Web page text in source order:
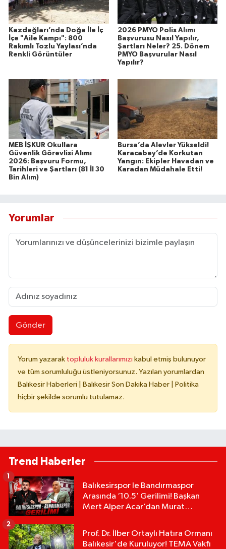
Kazdağları’nda Doğa İle İç
İçe "Aile Kampı": 800
Rakımlı Tozlu Yaylası’nda
Renkli Görüntüler
2026 PMYO Polis Alımı
Başvurusu Nasıl Yapılır,
Şartları Neler? 25. Dönem
PMYO Başvurular Nasıl
Yapılır?
MEB İŞKUR Okullara
Güvenlik Görevlisi Alımı
2026: Başvuru Formu,
Tarihleri ve Şartları (81 İl 30
Bin Alım)
Bursa’da Alevler Yükseldi!
Karacabey’de Korkutan
Yangın: Ekipler Havadan ve
Karadan Müdahale Etti!
Yorumlar
Gönder
Yorum yazarak topluluk kurallarımızı kabul etmiş bulunuyor
ve tüm sorumluluğu üstleniyorsunuz. Yazılan yorumlardan
Balıkesir Haberleri | Balıkesir Son Dakika Haber | Politika
hiçbir şekilde sorumlu tutulamaz.
Trend Haberler
Balıkesirspor le Bandırmaspor
Arasında ‘10.5’ Gerilimi! Başkan
Mert Alper Acar’dan Murat
1
Prof. Dr. İlber Ortaylı Hatıra Ormanı
Balıkesir'de Kuruluyor! TEMA Vakfı
2